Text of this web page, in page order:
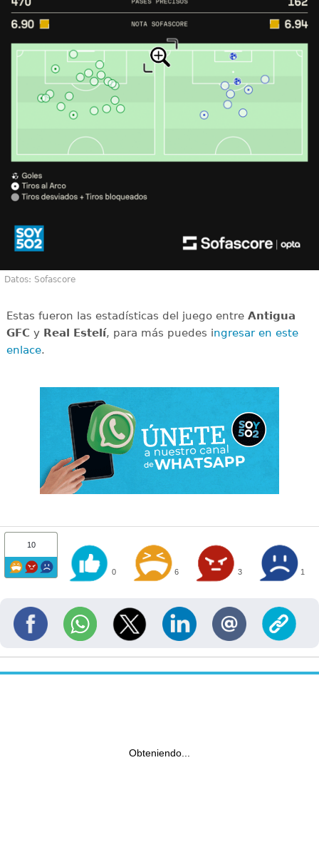
Datos: Sofascore
Estas fueron las estadísticas del juego entre Antigua
GFC y Real Estelí, para más puedes ingresar en este
enlace.
10
0 6 3 1
Obteniendo...